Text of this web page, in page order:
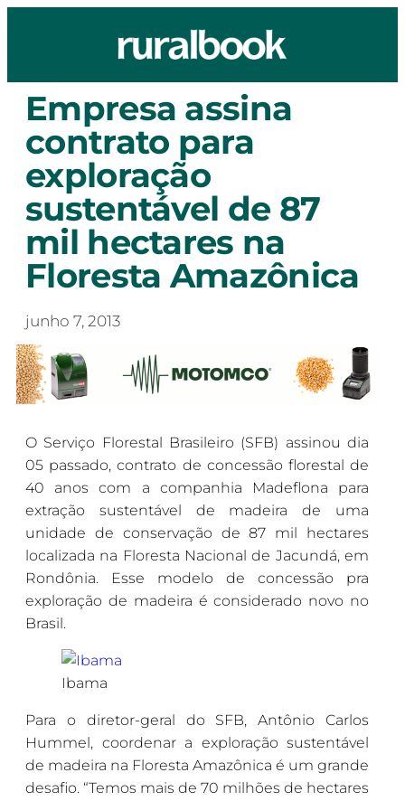
Empresa assina
contrato para
exploração
sustentável de 87
mil hectares na
Floresta Amazônica
junho 7, 2013
O Serviço Florestal Brasileiro (SFB) assinou dia
05 passado, contrato de concessão florestal de
40 anos com a companhia Madeflona para
extração sustentável de madeira de uma
unidade de conservação de 87 mil hectares
localizada na Floresta Nacional de Jacundá, em
Rondônia. Esse modelo de concessão pra
exploração de madeira é considerado novo no
Brasil.
Ibama
Para o diretor-geral do SFB, Antônio Carlos
Hummel, coordenar a exploração sustentável
de madeira na Floresta Amazônica é um grande
desafio. “Temos mais de 70 milhões de hectares